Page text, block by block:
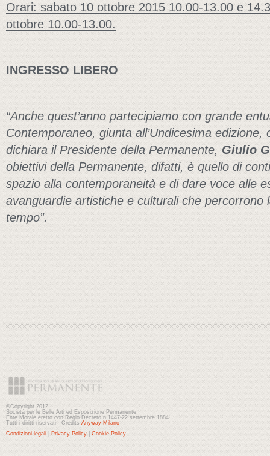
Orari: sabato 10 ottobre 2015 10.00-13.00 e
ottobre 10.00-13.00.
INGRESSO LIBERO
“Anche quest’anno partecipiamo con grande
Contemporaneo, giunta all’Undicesima
dichiara il Presidente della Permanente, Giulio
obiettivi della Permanente, difatti, è quello di
spazio alla contemporaneità e di dare voce alle
avanguardie artistiche e culturali che percorrono
tempo”.
©Copyright 2012
Società per le Belle Arti ed Esposizione Permanente
Ente Morale eretto con Regio Decreto n.1447-22 settembre 1884
Tutti i diritti riservati - Credits Anyway Milano
Condizioni legali
Privacy Policy Cookie Policy